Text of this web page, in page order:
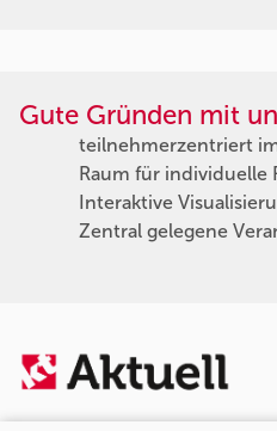
Gute Gründen mit
teilnehmerzentriert
Raum für individuelle
Interaktive
Zentral gelegene